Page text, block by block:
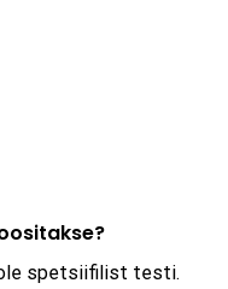
spetsiifilist testi.